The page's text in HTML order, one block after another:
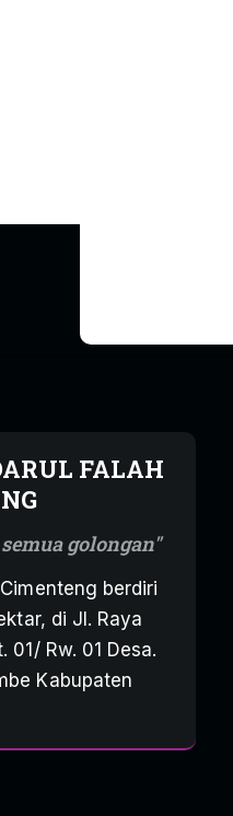
FALAH
golongan
berdiri
di Jl. Raya
01/ Rw. 01 Desa.
Kabupaten